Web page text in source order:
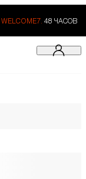
WELCOME7. 48 ЧАСОВ